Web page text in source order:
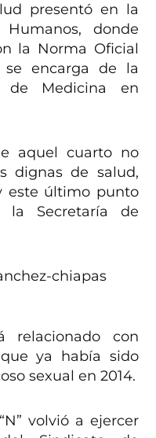
presentó en la
donde
la Norma Oficial
se encarga de la
de Medicina en
aquel cuarto no
dignas de salud,
este último punto
la Secretaría de
relacionado con
ya había sido
sexual en 2014.
volvió a ejercer